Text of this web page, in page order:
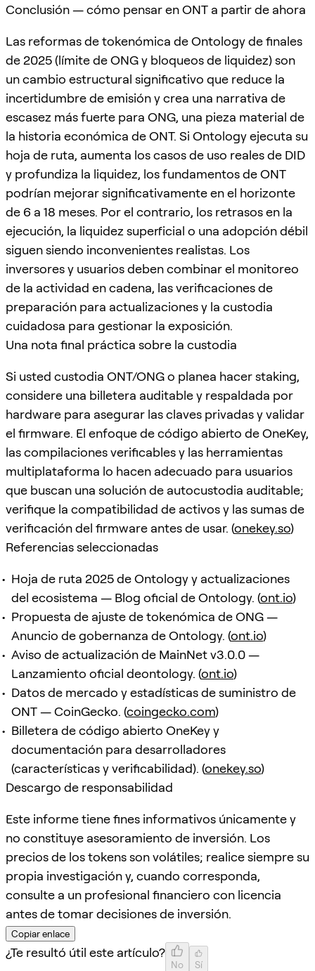
Conclusión — cómo pensar en ONT a partir de ahora
Las reformas de tokenómica de Ontology de finales
de 2025 (límite de ONG y bloqueos de liquidez) son
un cambio estructural significativo que reduce la
incertidumbre de emisión y crea una narrativa de
escasez más fuerte para ONG, una pieza material de
la historia económica de ONT. Si Ontology ejecuta su
hoja de ruta, aumenta los casos de uso reales de DID
y profundiza la liquidez, los fundamentos de ONT
podrían mejorar significativamente en el horizonte
de 6 a 18 meses. Por el contrario, los retrasos en la
ejecución, la liquidez superficial o una adopción débil
siguen siendo inconvenientes realistas. Los
inversores y usuarios deben combinar el monitoreo
de la actividad en cadena, las verificaciones de
preparación para actualizaciones y la custodia
cuidadosa para gestionar la exposición.
Una nota final práctica sobre la custodia
Si usted custodia ONT/ONG o planea hacer staking,
considere una billetera auditable y respaldada por
hardware para asegurar las claves privadas y validar
el firmware. El enfoque de código abierto de OneKey,
las compilaciones verificables y las herramientas
multiplataforma lo hacen adecuado para usuarios
que buscan una solución de autocustodia auditable;
verifique la compatibilidad de activos y las sumas de
verificación del firmware antes de usar. (onekey.so)
Referencias seleccionadas
Hoja de ruta 2025 de Ontology y actualizaciones
del ecosistema — Blog oficial de Ontology. (ont.io)
Propuesta de ajuste de tokenómica de ONG —
Anuncio de gobernanza de Ontology. (ont.io)
Aviso de actualización de MainNet v3.0.0 —
Lanzamiento oficial deontology. (ont.io)
Datos de mercado y estadísticas de suministro de
ONT — CoinGecko. (coingecko.com)
Billetera de código abierto OneKey y
documentación para desarrolladores
(características y verificabilidad). (onekey.so)
Descargo de responsabilidad
Este informe tiene fines informativos únicamente y
no constituye asesoramiento de inversión. Los
precios de los tokens son volátiles; realice siempre su
propia investigación y, cuando corresponda,
consulte a un profesional financiero con licencia
antes de tomar decisiones de inversión.
Copiar enlace
¿Te resultó útil este artículo?
No Sí